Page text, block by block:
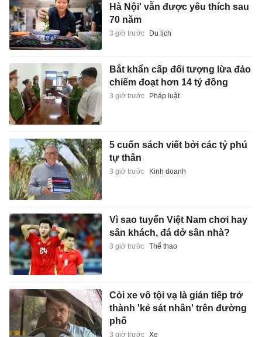
Hà Nội' vẫn được yêu thích sau
70 năm
3 giờ trước Du lịch
Bắt khẩn cấp đối tượng lừa đảo
chiếm đoạt hơn 14 tỷ đồng
3 giờ trước Pháp luật
5 cuốn sách viết bởi các tỷ phú
tự thân
3 giờ trước Kinh doanh
Vì sao tuyển Việt Nam chơi hay
sân khách, đá dở sân nhà?
3 giờ trước Thể thao
Còi xe vô tội vạ là gián tiếp trở
thành 'kẻ sát nhân' trên đường
phố
3 giờ trước Xe